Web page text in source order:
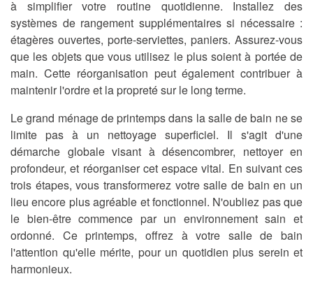
à simplifier votre routine quotidienne. Installez des
systèmes de rangement supplémentaires si nécessaire :
étagères ouvertes, porte-serviettes, paniers. Assurez-vous
que les objets que vous utilisez le plus soient à portée de
main. Cette réorganisation peut également contribuer à
maintenir l'ordre et la propreté sur le long terme.
Le grand ménage de printemps dans la salle de bain ne se
limite pas à un nettoyage superficiel. Il s'agit d'une
démarche globale visant à désencombrer, nettoyer en
profondeur, et réorganiser cet espace vital. En suivant ces
trois étapes, vous transformerez votre salle de bain en un
lieu encore plus agréable et fonctionnel. N'oubliez pas que
le bien-être commence par un environnement sain et
ordonné. Ce printemps, offrez à votre salle de bain
l'attention qu'elle mérite, pour un quotidien plus serein et
harmonieux.